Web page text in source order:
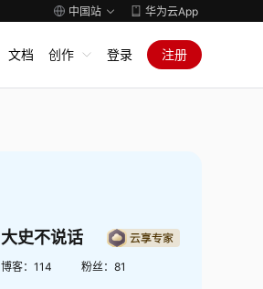
中国站 华为云App
文档 创作 登录 注册
大史不说话
博客： 114 粉丝： 81